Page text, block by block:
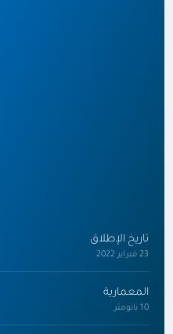
تاريخ الإطلاق
23 فبراير 2022
المعمارية
10 نانومتر